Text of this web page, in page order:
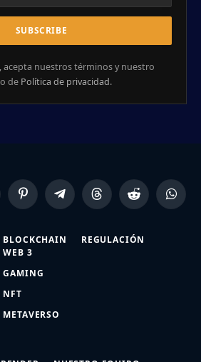
acepta nuestros términos y nuestro
de Política de privacidad.
PinterestTelegramThreads Reddit
BLOCKCHAIN
WEB 3
GAMING
NFT
METAVERSO
REGULACIÓN